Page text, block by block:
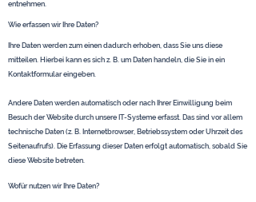
entnehmen.
Wie erfassen wir Ihre Daten?
Ihre Daten werden zum einen dadurch erhoben, dass Sie uns diese
mitteilen. Hierbei kann es sich z. B. um Daten handeln, die Sie in ein
Kontaktformular eingeben.
Andere Daten werden automatisch oder nach Ihrer Einwilligung beim
Besuch der Website durch unsere IT-Systeme erfasst. Das sind vor allem
technische Daten (z. B. Internetbrowser, Betriebssystem oder Uhrzeit des
Seitenaufrufs). Die Erfassung dieser Daten erfolgt automatisch, sobald Sie
diese Website betreten.
Wofür nutzen wir Ihre Daten?